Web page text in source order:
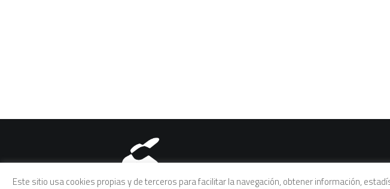
Aviso legal|Política de privacidad|Política de cookies|
Este sitio usa cookies propias y de terceros para facilitar la navegación, obtener información,